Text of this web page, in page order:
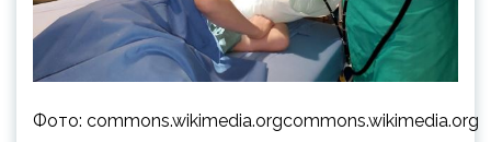
Фото: commons.wikimedia.orgcommons.wikimedia.org